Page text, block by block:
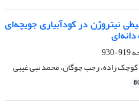
نیتروژن در کودآبیاری جویچه‌ای
919-930
زاده، رجب چوگان، محمد نبی غیبی